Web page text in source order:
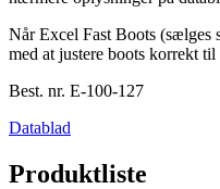
Når Excel Fast Boots (sælges
med at justere boots korrekt
Best. nr. E-100-127
Datablad
Produktliste